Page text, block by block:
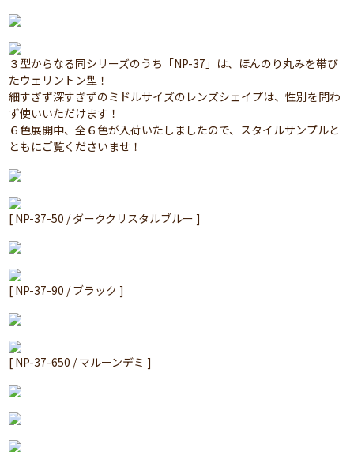
３型からなる同シリーズのうち「NP-37」は、ほんのり丸みを帯び
たウェリントン型！
細すぎず深すぎずのミドルサイズのレンズシェイプは、性別を問わ
ず使いいただけます！
６色展開中、全６色が入荷いたしましたので、スタイルサンプルと
ともにご覧くださいませ！
[ NP-37-50 / ダーククリスタルブルー ]
[ NP-37-90 / ブラック ]
[ NP-37-650 / マルーンデミ ]